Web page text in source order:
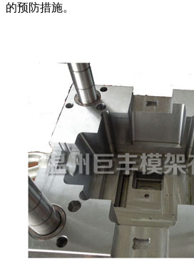
的预防措施。